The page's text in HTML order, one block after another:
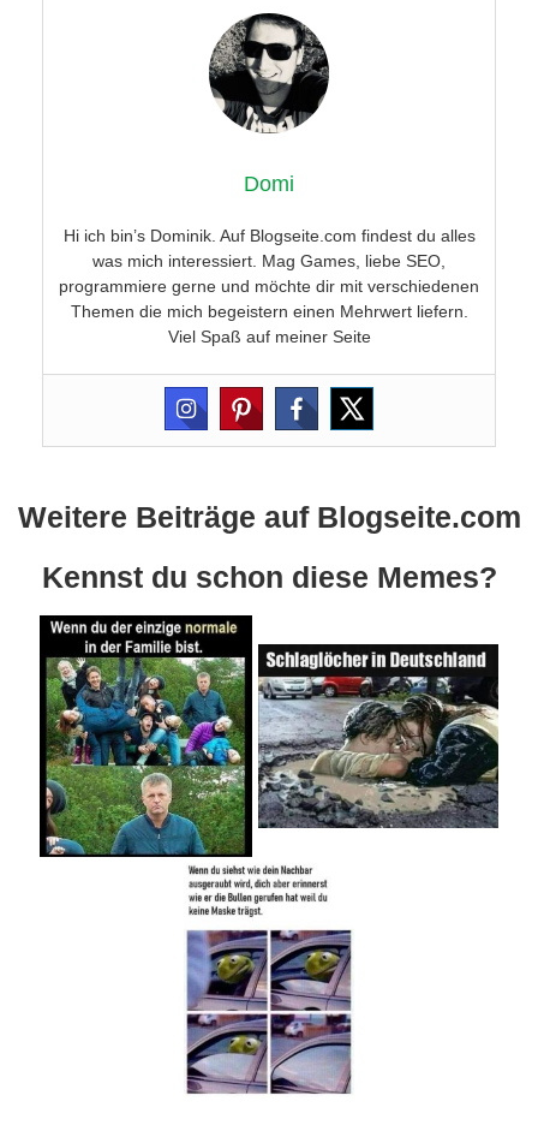
Domi
Hi ich bin’s Dominik. Auf Blogseite.com findest du alles
was mich interessiert. Mag Games, liebe SEO,
programmiere gerne und möchte dir mit verschiedenen
Themen die mich begeistern einen Mehrwert liefern.
Viel Spaß auf meiner Seite
Weitere Beiträge auf Blogseite.com
Kennst du schon diese Memes?